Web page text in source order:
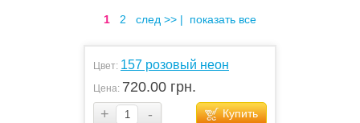
1 2 след >> | показать все
Цвет: 157 розовый неон
Цена: 720.00 грн.
+
- Купить